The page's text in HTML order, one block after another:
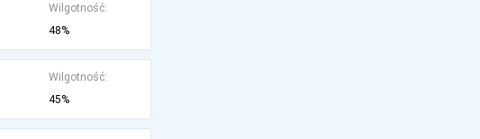
Wilgotność:
48%
Wilgotność:
45%